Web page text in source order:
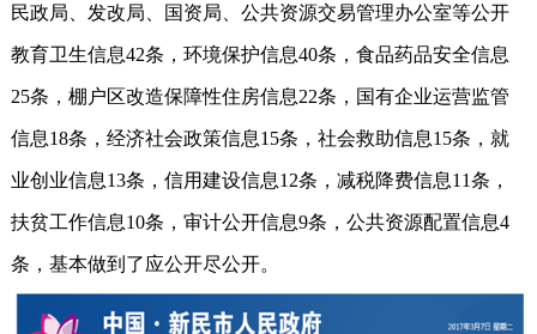
民政局、发改局、国资局、公共资源交易管理办公室等公开
教育卫生信息42条，环境保护信息40条，食品药品安全信息
25条，棚户区改造保障性住房信息22条，国有企业运营监管
信息18条，经济社会政策信息15条，社会救助信息15条，就
业创业信息13条，信用建设信息12条，减税降费信息11条，
扶贫工作信息10条，审计公开信息9条，公共资源配置信息4
条，基本做到了应公开尽公开。